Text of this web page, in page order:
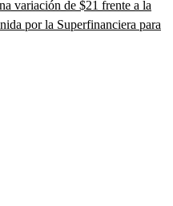
variación de $21 frente a la
por la Superfinanciera para